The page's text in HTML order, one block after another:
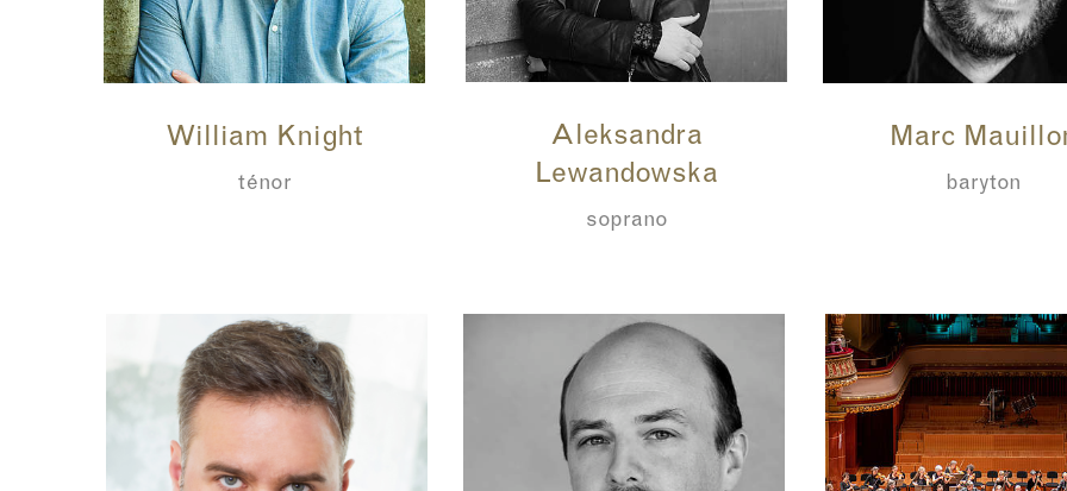
William Knight
ténor
Aleksandra
Lewandowska
soprano
Marc
baryton